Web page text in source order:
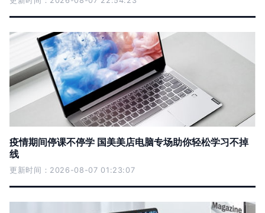
疫情期间停课不停学 国美美店电脑专场助你轻松学习不掉
线
更新时间：2026-08-07 01:23:07